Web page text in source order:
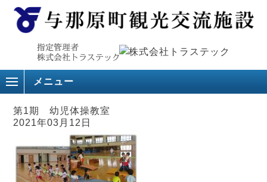
メニュー
第1期 幼児体操教室
2021年03月12日